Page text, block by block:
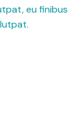
eu finibus